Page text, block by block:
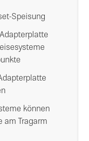
Speisung
können
am Tragarm